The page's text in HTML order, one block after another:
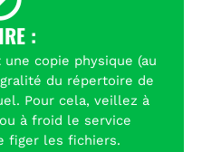
:
copie physique (au
du répertoire de
Pour cela, veillez à
à froid le service
figer les fichiers.